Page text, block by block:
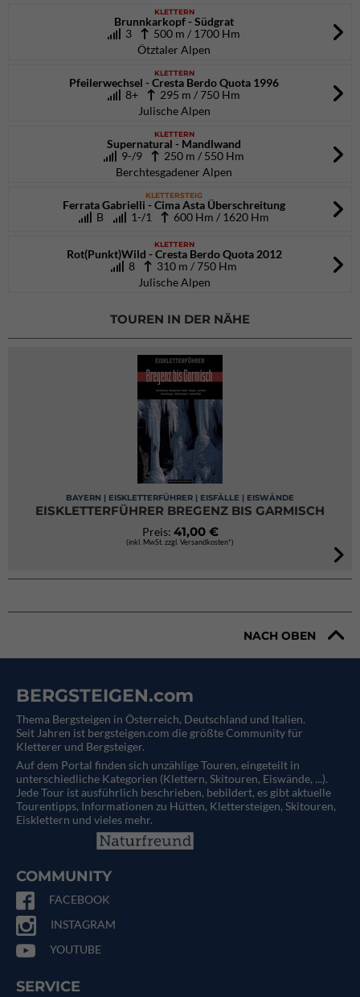
KLETTERN
Brunnkarkopf - Südgrat
3
500 m / 1700 Hm
Ötztaler Alpen
KLETTERN
Pfeilerwechsel - Cresta Berdo Quota 1996
8+
295 m / 750 Hm
Julische Alpen
KLETTERN
Supernatural - Mandlwand
9-/9
250 m / 550 Hm
Berchtesgadener Alpen
KLETTERSTEIG
Ferrata Gabrielli - Cima Asta Überschreitung
B
1-/1 600 Hm / 1620 Hm
KLETTERN
Rot(Punkt)Wild - Cresta Berdo Quota 2012
8
310 m / 750 Hm
Julische Alpen
TOUREN IN DER NÄHE
BAYERN | EISKLETTERFÜHRER | EISFÄLLE | EISWÄNDE
EISKLETTERFÜHRER BREGENZ BIS GARMISCH
Preis: 41,00 €
(inkl. MwSt. zzgl. Versandkosten*)
NACH OBEN
BERGSTEIGEN.com
Thema Bergsteigen in Österreich, Deutschland und Italien.
Seit Jahren ist bergsteigen.com die größte Community für
Kletterer und Bergsteiger.
Auf dem Portal finden sich unzählige Touren, eingeteilt in
unterschiedliche Kategorien (Klettern, Skitouren, Eiswände, ...).
Jede Tour ist ausführlich beschrieben, bebildert, es gibt aktuelle
Tourentipps, Informationen zu Hütten, Klettersteigen, Skitouren,
Eisklettern und vieles mehr.
COMMUNITY
FACEBOOK
INSTAGRAM
YOUTUBE
SERVICE